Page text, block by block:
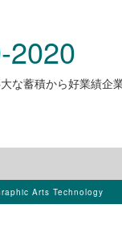
2020
な蓄積から好業績企
Arts Technology